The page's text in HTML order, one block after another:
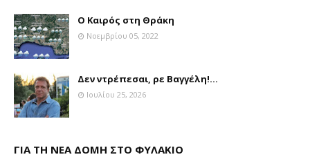
Ο Καιρός στη Θράκη
Νοεμβρίου 05, 2022
Δεν ντρέπεσαι, ρε Βαγγέλη!...
Ιουλίου 25, 2026
ΓΙΑ ΤΗ ΝΕΑ ΔΟΜΗ ΣΤΟ ΦΥΛΑΚΙΟ